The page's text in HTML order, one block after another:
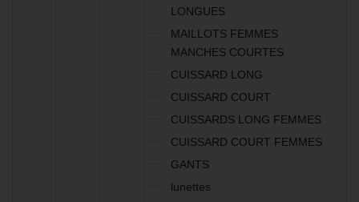
LONGUES
MAILLOTS FEMMES
MANCHES COURTES
CUISSARD LONG
CUISSARD COURT
CUISSARDS LONG FEMMES
CUISSARD COURT FEMMES
GANTS
lunettes